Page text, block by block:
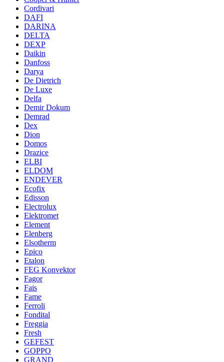
Cordivari
DAFI
DARINA
DELTA
DEXP
Daikin
Danfoss
Darya
De Dietrich
De Luxe
Delfa
Demir Dokum
Demrad
Dex
Dion
Domos
Drazice
ELBI
ELDOM
ENDEVER
Ecofix
Edisson
Electrolux
Elektromet
Element
Elenberg
Elsotherm
Epico
Etalon
FEG Konvektor
Fagor
Fais
Fame
Ferroli
Fondital
Freggia
Fresh
GEFEST
GOPPO
GRAND